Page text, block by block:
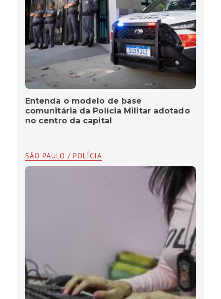
Entenda o modelo de base
comunitária da Polícia Militar adotado
no centro da capital
SÃO PAULO / POLÍCIA